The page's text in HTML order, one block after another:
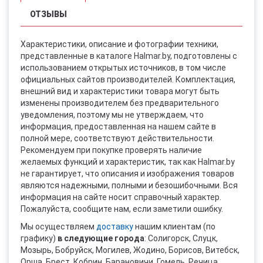
ОТЗЫВЫ
Характеристики, описание и фотографии техники,
представленные в каталоге Halmar.by, подготовлены с
использованием открытых источников, в том числе
официальных сайтов производителей. Комплектация,
внешний вид и характеристики товара могут быть
изменены производителем без предварительного
уведомления, поэтому мы не утверждаем, что
информация, предоставленная на нашем сайте в
полной мере, соответствуют действительности.
Рекомендуем при покупке проверять наличие
желаемых функций и характеристик, так как Halmar.by
не гарантирует, что описания и изображения товаров
являются надежными, полными и безошибочными. Вся
информация на сайте носит справочный характер.
Пожалуйста, сообщите нам, если заметили ошибку.
Мы осуществляем доставкунашим клиентам (по
графику) в следующие города: Солигорск, Слуцк,
Мозырь, Бобруйск, Могилев, Жодино, Борисов, Витебск,